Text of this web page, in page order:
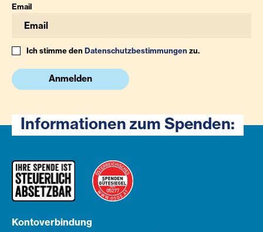
Email
Ich stimme denDatenschutzbestimmungenzu.
Anmelden
Informationen zum Spenden:
Kontoverbindung